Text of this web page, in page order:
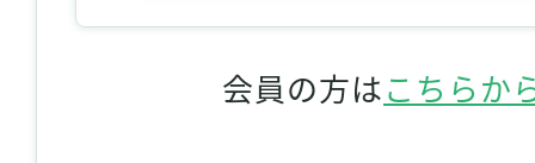
会員の方はこちらか